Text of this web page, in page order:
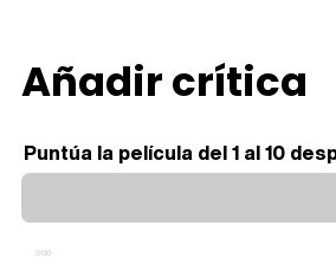
Añadir crítica
Puntúa la película del 1 al 10
...